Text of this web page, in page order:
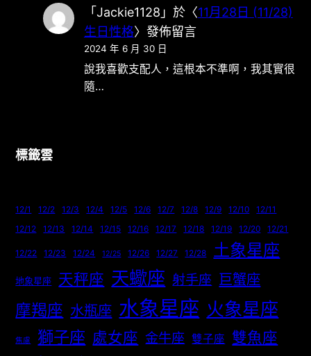
「Jackie1128 」於〈11月28日 (11/28)
生日性格〉發佈留言
2024 年 6 月 30 日
說我喜歡支配人，這根本不準啊，我其實很
隨…
標籤雲
12/1 12/2 12/3 12/4 12/5 12/6 12/7 12/8 12/9 12/10
12/11
12/12
12/13 12/14 12/15 12/16 12/17 12/18 12/19 12/20 12/21
12/22 12/23 12/24 12/25 12/26 12/27 12/28 土象星座
地象星座 天秤座 天蠍座 射手座 巨蟹座
摩羯座 水瓶座 水象星座 火象星座
焦慮 獅子座 處女座 金牛座 雙子座 雙魚座